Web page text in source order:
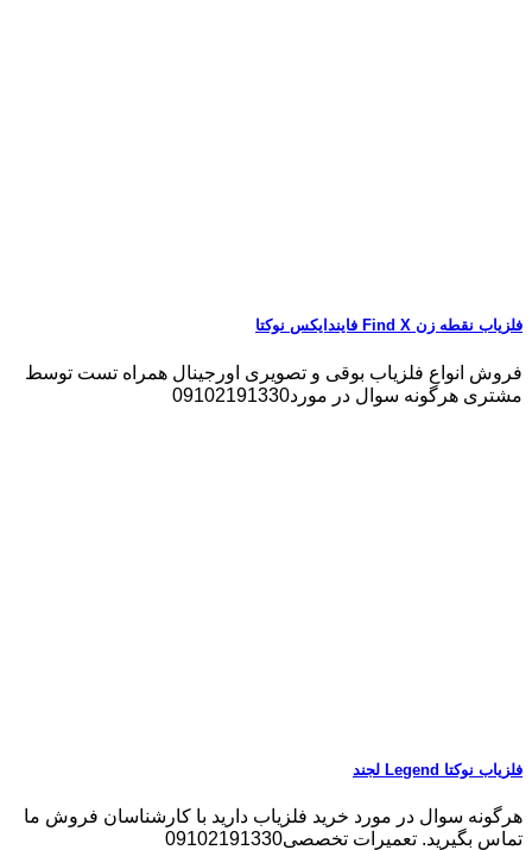
فلزیاب نقطه زن Find X فایندایکس نوکتا
فروش انواع فلزیاب بوقی و تصویری اورجینال همراه تست توسط
مشتری هرگونه سوال در مورد09102191330
فلزیاب نوکتا Legend لجند
هرگونه سوال در مورد خرید فلزیاب دارید با کارشناسان فروش ما
تماس بگیرید. تعمیرات تخصصی09102191330